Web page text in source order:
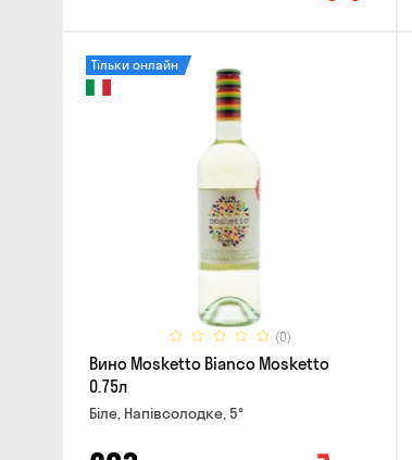
(0)
Тільки онлайн
Вино Mosketto Bianco Mosketto
0.75л
Біле, Напівсолодке, 5°